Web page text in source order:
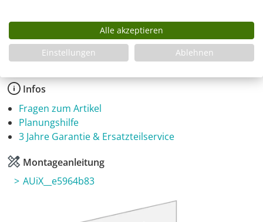
Produkt Anzahl: Gib den gewünschten
In den Warenkorb
Infos
Fragen zum Artikel
Planungshilfe
3 Jahre Garantie & Ersatzteilservice
Montageanleitung
AUiX__e5964b83
Alle akzeptieren
Einstellungen
Ablehnen